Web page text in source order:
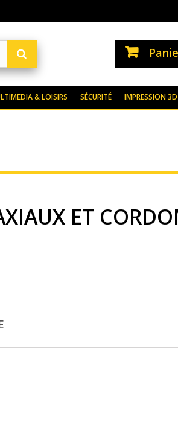
& LOISIRS SÉCURITÉ IMPRESSION 3D
ET